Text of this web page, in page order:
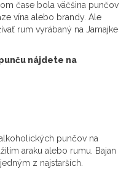
čase bola väčšina punčov
vína alebo brandy. Ale
rum vyrábaný na Jamajke
nájdete na
punčov na
araku alebo rumu. Bajan
z najstarších.